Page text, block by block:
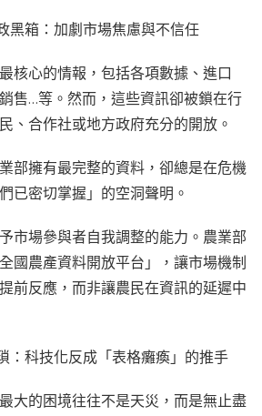
黑箱：加劇市場焦慮與不信任
核心的情報，包括各項數據、進口
售…等。然而，這些資訊卻被鎖在行
、合作社或地方政府充分的開放。
部擁有最完整的資料，卻總是在危機
已密切掌握」的空洞聲明。
市場參與者自我調整的能力。農業部
國農產資料開放平台」，讓市場機制
前反應，而非讓農民在資訊的延遲中
：科技化反成「表格癱瘓」的推手
大的困境往往不是天災，而是無止盡